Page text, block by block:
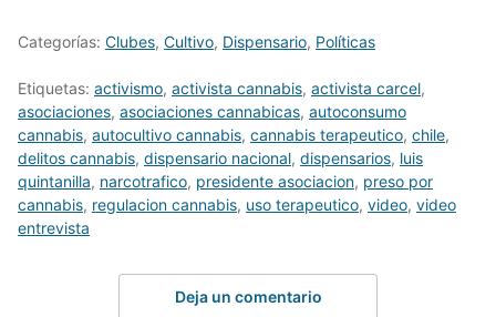
Categorías: Clubes, Cultivo, Dispensario, Políticas
Etiquetas: activismo, activista cannabis, activista carcel,
asociaciones, asociaciones cannabicas, autoconsumo
cannabis, autocultivo cannabis, cannabis terapeutico, chile,
delitos cannabis, dispensario nacional, dispensarios, luis
quintanilla, narcotrafico, presidente asociacion, preso por
cannabis, regulacion cannabis, uso terapeutico, video, video
entrevista
Deja un comentario